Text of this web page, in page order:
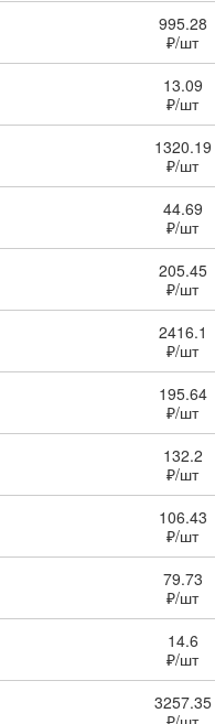
995.28
₽/шт
13.09
₽/шт
1320.19
₽/шт
44.69
₽/шт
205.45
₽/шт
2416.1
₽/шт
195.64
₽/шт
132.2
₽/шт
106.43
₽/шт
79.73
₽/шт
14.6
₽/шт
3257.35